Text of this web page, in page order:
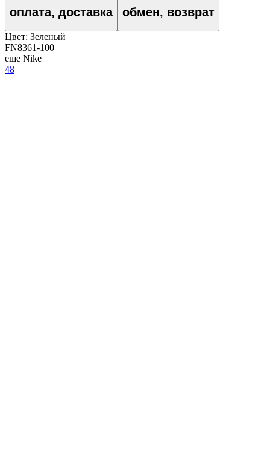
оплата, доставка обмен, возврат
Цвет: Зеленый
FN8361-100
еще Nike
48